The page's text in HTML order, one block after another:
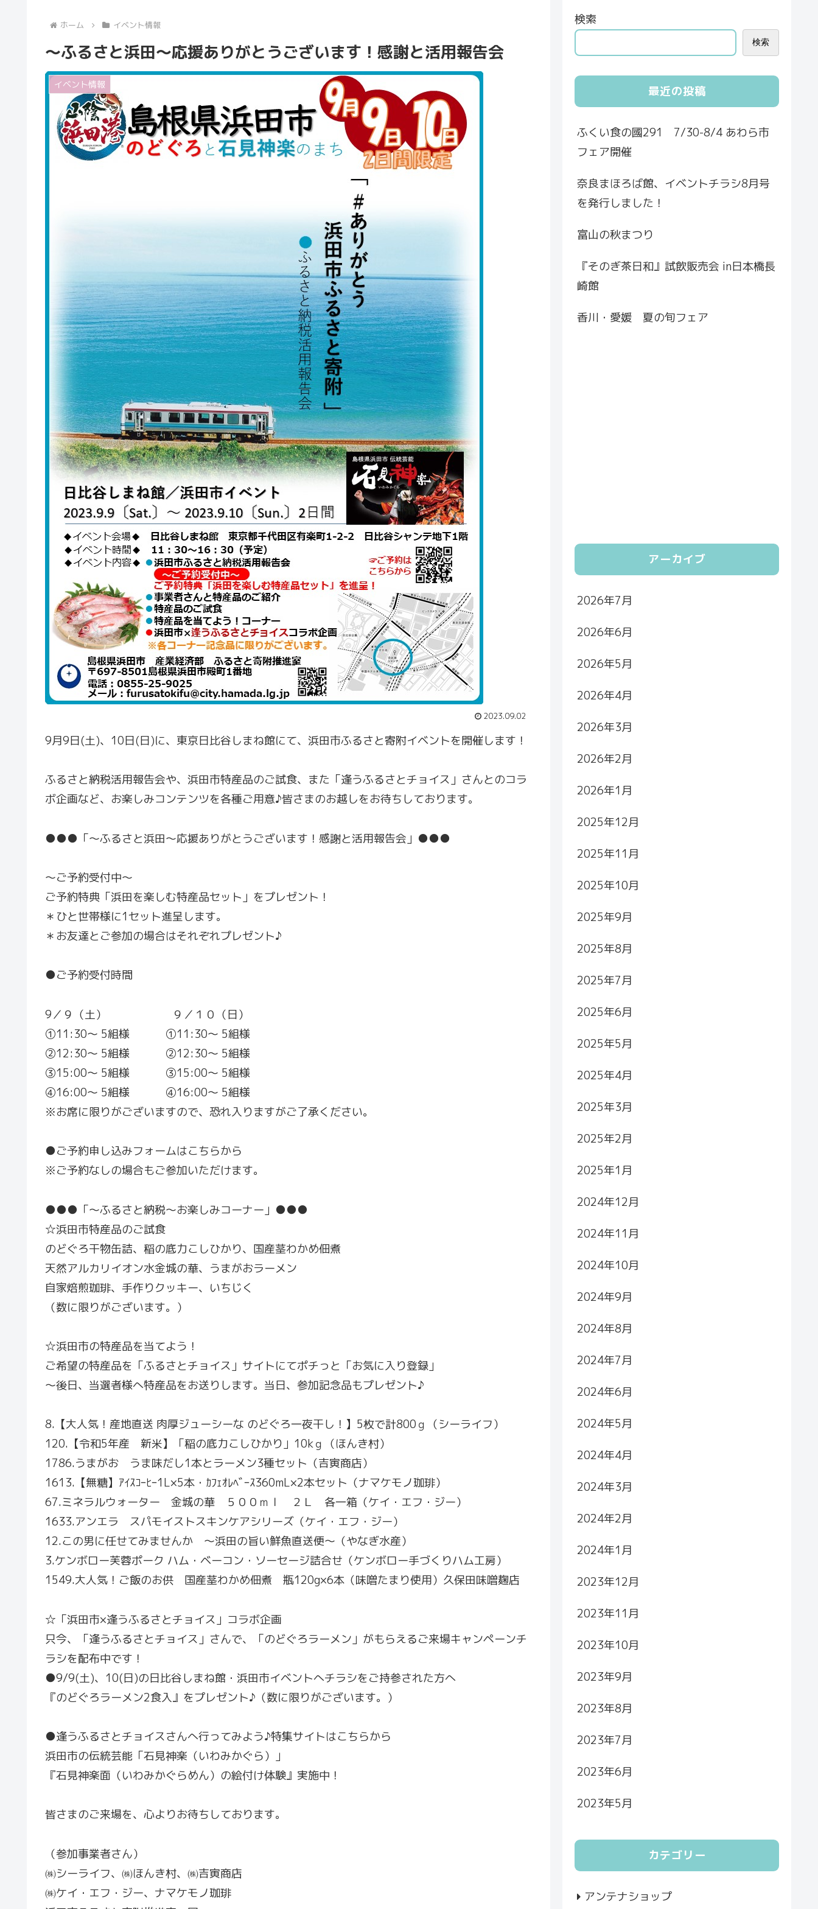
ホーム イベント情報
～ふるさと浜田～応援ありがとうございます！感謝と活用報告会
イベント情報
2023.09.02
9月9日(土)、10日(日)に、東京日比谷しまね館にて、浜田市ふるさと寄附イベントを開催します！
ふるさと納税活用報告会や、浜田市特産品のご試食、また「逢うふるさとチョイス」さんとのコラ
ボ企画など、お楽しみコンテンツを各種ご用意♪皆さまのお越しをお待ちしております。
●●●「～ふるさと浜田～応援ありがとうございます！感謝と活用報告会」●●●
～ご予約受付中～
ご予約特典「浜田を楽しむ特産品セット」をプレゼント！
＊ひと世帯様に1セット進呈します。
＊お友達とご参加の場合はそれぞれプレゼント♪
●ご予約受付時間
9／９（土） ９／１０（日）
①11:30～ 5組様 ①11:30～ 5組様
②12:30～ 5組様 ②12:30～ 5組様
③15:00～ 5組様 ③15:00～ 5組様
④16:00～ 5組様 ④16:00～ 5組様
※お席に限りがございますので、恐れ入りますがご了承ください。
●ご予約申し込みフォームはこちらから
※ご予約なしの場合もご参加いただけます。
●●●「～ふるさと納税～お楽しみコーナー」●●●
☆浜田市特産品のご試食
のどぐろ干物缶詰、稲の底力こしひかり、国産茎わかめ佃煮
天然アルカリイオン水金城の華、うまがおラーメン
自家焙煎珈琲、手作りクッキー、いちじく
（数に限りがございます。）
☆浜田市の特産品を当てよう！
ご希望の特産品を「ふるさとチョイス」サイトにてポチっと「お気に入り登録」
～後日、当選者様へ特産品をお送りします。当日、参加記念品もプレゼント♪
8.【大人気！産地直送 肉厚ジューシーな のどぐろ一夜干し！】5枚で計800ｇ（シーライフ）
120.【令和5年産 新米】「稲の底力こしひかり」10kｇ（ほんき村）
1786.うまがお うま味だし1本とラーメン3種セット（吉寅商店）
1613.【無糖】ｱｲｽｺｰﾋｰ1L×5本・ｶﾌｪｵﾚﾍﾞｰｽ360mL×2本セット（ナマケモノ珈琲）
67.ミネラルウォーター 金城の華 ５００ｍｌ ２Ｌ 各一箱（ケイ・エフ・ジー）
1633.アンエラ スパモイストスキンケアシリーズ（ケイ・エフ・ジー）
12.この男に任せてみませんか ～浜田の旨い鮮魚直送便～（やなぎ水産）
3.ケンボロー芙蓉ポーク ハム・ベーコン・ソーセージ詰合せ（ケンボロー手づくりハム工房）
1549.大人気！ご飯のお供 国産茎わかめ佃煮 瓶120g×6本（味噌たまり使用）久保田味噌麹店
☆「浜田市×逢うふるさとチョイス」コラボ企画
只今、「逢うふるさとチョイス」さんで、「のどぐろラーメン」がもらえるご来場キャンペーンチ
ラシを配布中です！
●9/9(土)、10(日)の日比谷しまね館・浜田市イベントへチラシをご持参された方へ
『のどぐろラーメン2食入』をプレゼント♪（数に限りがございます。）
●逢うふるさとチョイスさんへ行ってみよう♪特集サイトはこちらから
浜田市の伝統芸能「石見神楽（いわみかぐら）」
『石見神楽面（いわみかぐらめん）の絵付け体験』実施中！
皆さまのご来場を、心よりお待ちしております。
（参加事業者さん）
㈱シーライフ、㈱ほんき村、㈱吉寅商店
㈱ケイ・エフ・ジー、ナマケモノ珈琲
検索
検索
最近の投稿
ふくい食の國291 7/30-8/4 あわら市
フェア開催
奈良まほろば館、イベントチラシ8月号
を発行しました！
富山の秋まつり
『そのぎ茶日和』試飲販売会 in日本橋長
崎館
香川・愛媛 夏の旬フェア
アーカイブ
2026年7月
2026年6月
2026年5月
2026年4月
2026年3月
2026年2月
2026年1月
2025年12月
2025年11月
2025年10月
2025年9月
2025年8月
2025年7月
2025年6月
2025年5月
2025年4月
2025年3月
2025年2月
2025年1月
2024年12月
2024年11月
2024年10月
2024年9月
2024年8月
2024年7月
2024年6月
2024年5月
2024年4月
2024年3月
2024年2月
2024年1月
2023年12月
2023年11月
2023年10月
2023年9月
2023年8月
2023年7月
2023年6月
2023年5月
カテゴリー
アンテナショップ